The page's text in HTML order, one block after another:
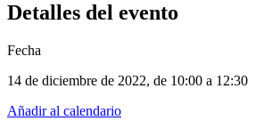
Detalles del evento
Fecha
14 de diciembre de 2022, de 10:00 a 12:30
Añadir al calendario